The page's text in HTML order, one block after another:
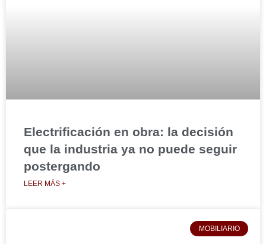
Electrificación en obra: la decisión
que la industria ya no puede seguir
postergando
LEER MÁS +
MOBILIARIO